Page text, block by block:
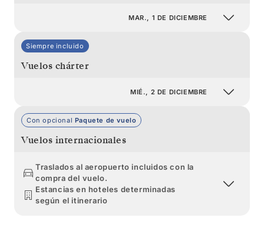
MAR., 1 DE DICIEMBRE
Siempre incluido
Vuelos chárter
MIÉ., 2 DE DICIEMBRE
Con opcional Paquete de vuelo
Vuelos internacionales
Traslados al aeropuerto incluidos con la
compra del vuelo.
Estancias en hoteles determinadas
según el itinerario